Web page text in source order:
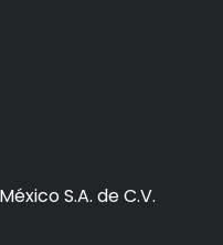
S.A. de C.V.